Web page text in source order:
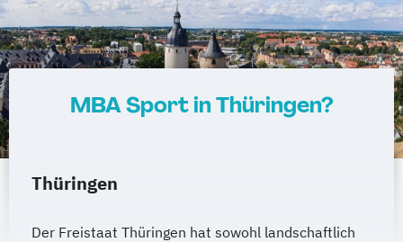
MBA Sport in Thüringen?
Thüringen
Der Freistaat Thüringen hat sowohl landschaftlich